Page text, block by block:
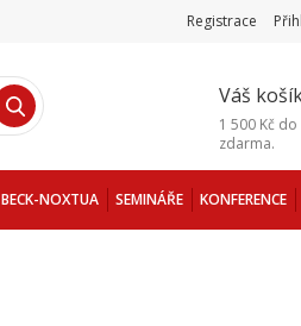
Registrace
Váš
1 500 Kč do
zdarma.
BECK-NOXTUA SEMINÁŘE KONFERENCE